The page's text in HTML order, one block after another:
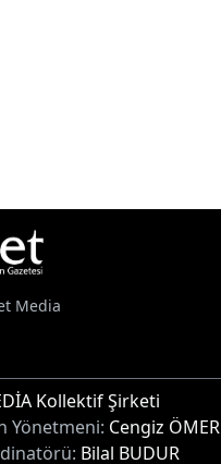
Media
Kollektif Şirketi
Yönetmeni: Cengiz ÖMER
Bilal BUDUR